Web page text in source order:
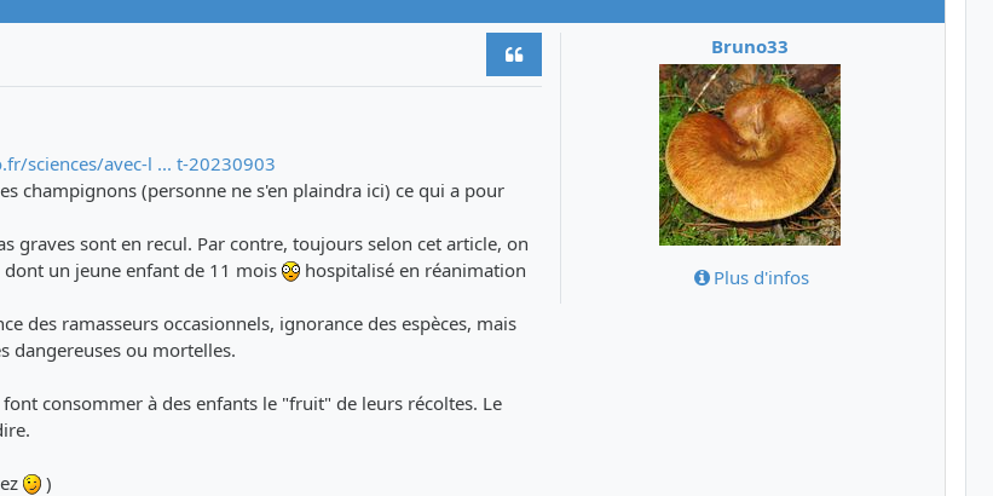
Bruno33
Plus d'infos
sciences/avec-l ... t-20230903
champignons (personne ne s'en plaindra ici) ce qui a pour
graves sont en recul. Par contre, toujours selon cet article, on
un jeune enfant de 11 mois
hospitalisé en réanimation
des ramasseurs occasionnels, ignorance des espèces, mais
dangereuses ou mortelles.
consommer à des enfants le "fruit" de leurs récoltes. Le
)